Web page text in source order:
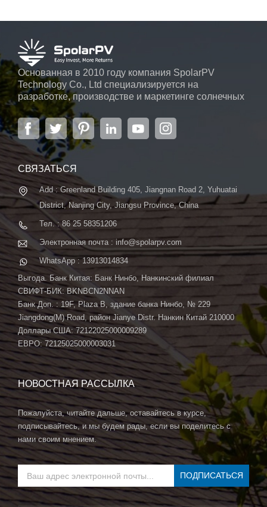
Основанная в 2010 году компания SpolarPV
Technology Co., Ltd специализируется на
разработке, производстве и маркетинге солнечных
элементов, солнечных модулей и солнечных
энергетических систем. Компания, расположенная
в Нанкине, столице провинции Цзянсу, на площади
6000 м2, может похвастаться передовой
автоматической системой ...
СВЯЗАТЬСЯ
Add : Greenland Building 405, Jiangnan Road 2, Yuhuatai
District, Nanjing City, Jiangsu Province, China
Тел. : 86 25 58351206
Электронная почта : info@spolarpv.com
WhatsApp : 13913014834
Выгода. Банк Китая: Банк Нинбо, Нанкинский филиал
СВИФТ-БИК: BKNBCN2NNAN
Банк Доп. : 19F, Plaza B, здание банка Нинбо, № 229
Jiangdong(M) Road, район Jianye Distr. Нанкин Китай 210000
Доллары США: 72122025000009289
ЕВРО: 72125025000003031
НОВОСТНАЯ РАССЫЛКА
Пожалуйста, читайте дальше, оставайтесь в курсе,
подписывайтесь, и мы будем рады, если вы поделитесь с
нами своим мнением.